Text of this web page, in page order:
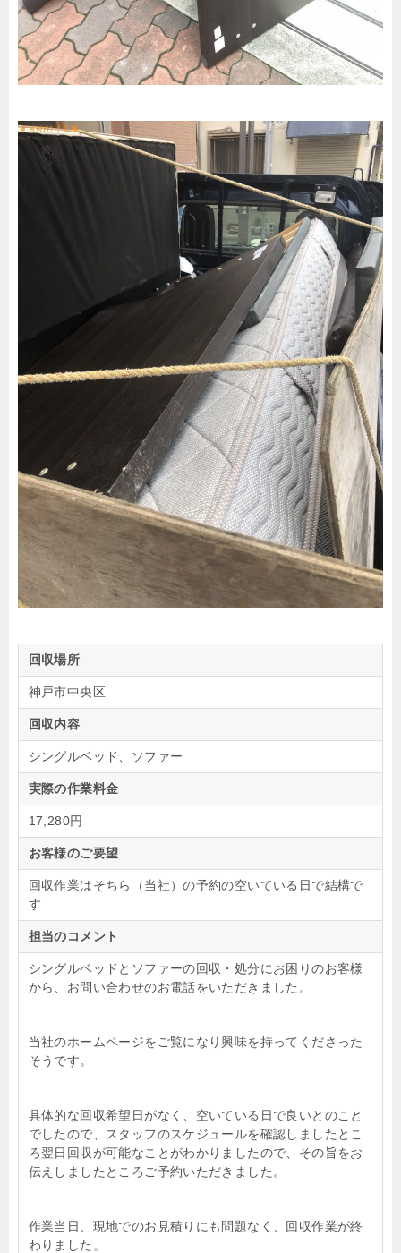
回収場所
神戸市中央区
回収内容
シングルベッド、ソファー
実際の作業料金
17,280円
お客様のご要望
回収作業はそちら（当社）の予約の空いている日で結構で
す
担当のコメント
シングルベッドとソファーの回収・処分にお困りのお客様
から、お問い合わせのお電話をいただきました。
当社のホームページをご覧になり興味を持ってくださった
そうです。
具体的な回収希望日がなく、空いている日で良いとのこと
でしたので、スタッフのスケジュールを確認しましたとこ
ろ翌日回収が可能なことがわかりましたので、その旨をお
伝えしましたところご予約いただきました。
作業当日、現地でのお見積りにも問題なく、回収作業が終
わりました。